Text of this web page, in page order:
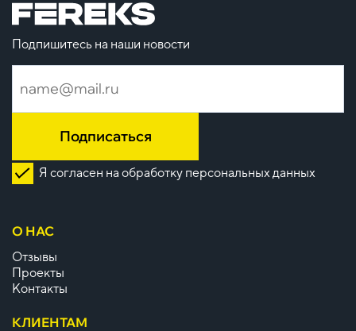
Подпишитесь на наши новости
Подписаться
Я согласен на обработку персональных данных
О НАС
Отзывы
Проекты
Контакты
КЛИЕНТАМ